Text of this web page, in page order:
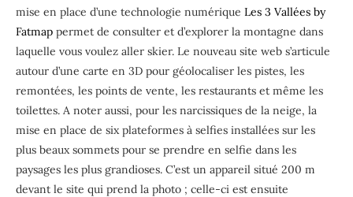
mise en place d’une technologie numérique Les 3 Vallées by
Fatmap permet de consulter et d’explorer la montagne dans
laquelle vous voulez aller skier. Le nouveau site web s’articule
autour d’une carte en 3D pour géolocaliser les pistes, les
remontées, les points de vente, les restaurants et même les
toilettes. A noter aussi, pour les narcissiques de la neige, la
mise en place de six plateformes à selfies installées sur les
plus beaux sommets pour se prendre en selfie dans les
paysages les plus grandioses. C’est un appareil situé 200 m
devant le site qui prend la photo ; celle-ci est ensuite